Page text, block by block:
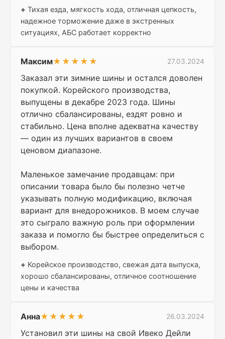
+ Тихая езда, мягкость хода, отличная цепкость,
надежное торможение даже в экстренных
ситуациях, АБС работает корректно
Максим★★★★★ 27.03.2024
Заказал эти зимние шины и остался доволен
покупкой. Корейского производства,
выпущены в декабре 2023 года. Шины
отлично сбалансированы, ездят ровно и
стабильно. Цена вполне адекватна качеству
— один из лучших вариантов в своем
ценовом диапазоне.
Маленькое замечание продавцам: при
описании товара было бы полезно четче
указывать полную модификацию, включая
вариант для внедорожников. В моем случае
это сыграло важную роль при оформлении
заказа и помогло бы быстрее определиться с
выбором.
+ Корейское производство, свежая дата выпуска,
хорошо сбалансированы, отличное соотношение
цены и качества
Анна★★★★★ 26.03.2024
Установил эти шины на свой Ивеко Дейли